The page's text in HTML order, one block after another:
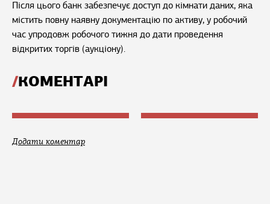
Після цього банк забезпечує доступ до кімнати даних, яка
містить повну наявну документацію по активу, у робочий
час упродовж робочого тижня до дати проведення
відкритих торгів (аукціону).
КОМЕНТАРІ
Додати коментар